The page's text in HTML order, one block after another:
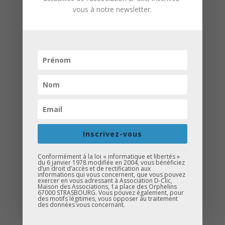
Une belle soirée au collège Erasme
les collégiens et leurs parents
Rappel des échéances clés de la
classe de troisième
Présentation des actions menées
par D-Clic pour accompagner les jeunes
dans leur parcours
Sensibilisation à l’importance de
l’orientation scolaireet des choix
d’avenir
vous à notre newsletter.
Inscrivez-vous
Conformément à la loi « informatique et libertés »
du 6 janvier 1978 modifiée en 2004, vous bénéficiez
d’un droit d’accès et de rectification aux
informations qui vous concernent, que vous pouvez
exercer en vous adressant à Association D-Clic,
Maison des Associations, 1a place des Orphelins
67000 STRASBOURG. Vous pouvez également, pour
des motifs légitimes, vous opposer au traitement
des données vous concernant.